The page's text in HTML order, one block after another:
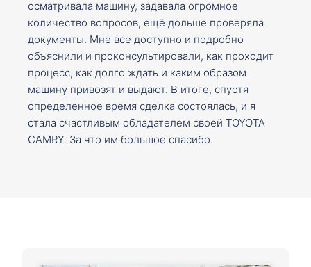
осматривала машину, задавала огромное
количество вопросов, ещё дольше проверяла
документы. Мне все доступно и подробно
объяснили и проконсультировали, как проходит
процесс, как долго ждать и каким образом
машину привозят и выдают. В итоге, спустя
определенное время сделка состоялась, и я
стала счастливым обладателем своей TOYOTA
CAMRY. За что им большое спасибо.